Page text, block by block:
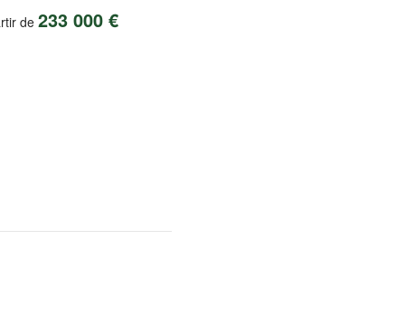
de 233 000 €